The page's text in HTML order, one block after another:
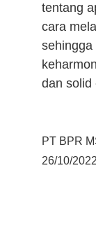
tentang
cara
sehingga
dan solid
PT BPR
26/10/2022